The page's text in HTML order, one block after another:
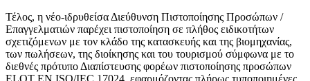
Τέλος, η νέο-ιδρυθείσα Διεύθυνση Πιστοποίησης Προσώπων /
Επαγγελματιών παρέχει πιστοποίηση σε πλήθος ειδικοτήτων
σχετιζόμενων με τον κλάδο της κατασκευής και της βιομηχανίας,
των πωλήσεων, της διοίκησης και του τουρισμού σύμφωνα με το
διεθνές πρότυπο Διαπίστευσης φορέων πιστοποίησης προσώπων
ELOT EN ISO/IEC 17024, εφαρμόζοντας πλήρως τυποποιημένες